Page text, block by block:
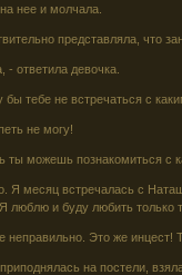
нее и молчала.
представляла, что
ответила девочка.
бы тебе не встречаться с
не могу!
ты можешь познакомиться с
Я месяц встречалась с
люблю и буду любить только
неправильно. Это же инцест!
на постели,